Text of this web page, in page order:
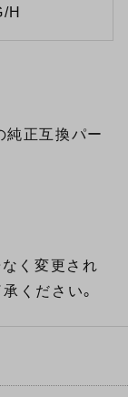
H
純正互換パー
なく変更され
ください。